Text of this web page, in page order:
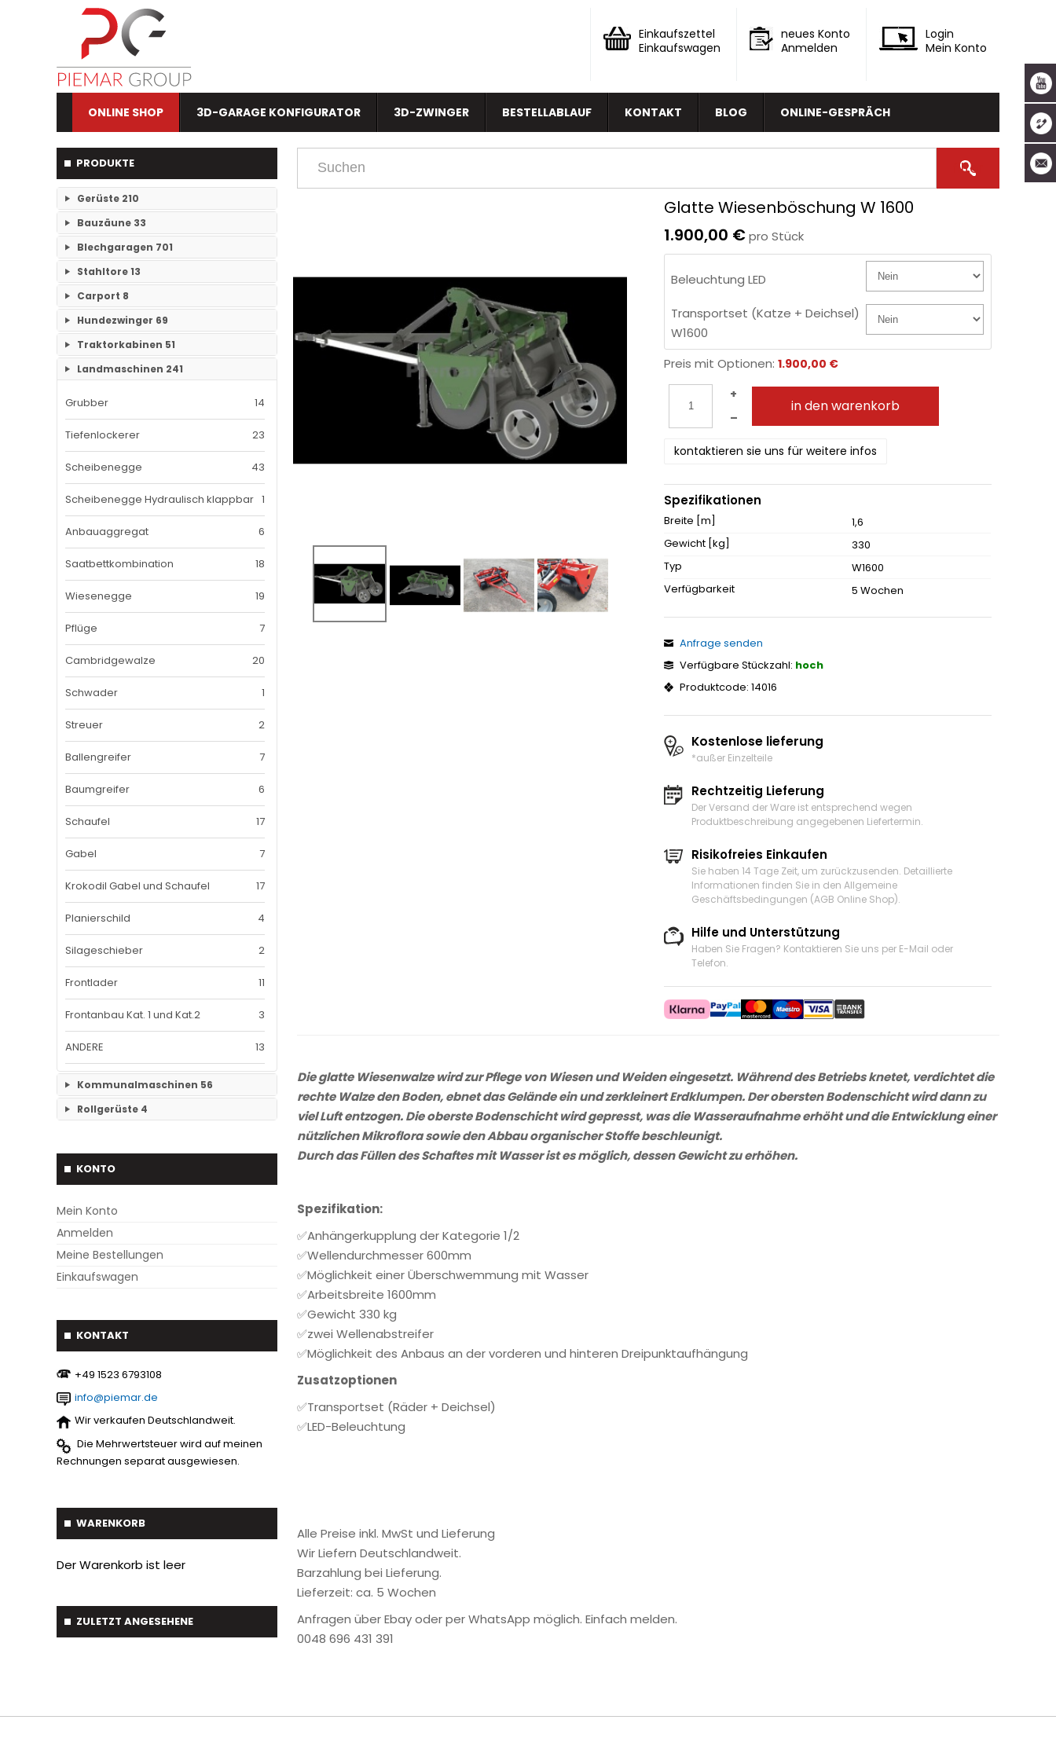
Einkaufszettel
Einkaufswagen
neues Konto
Anmelden
Login
Mein Konto
ONLINE SHOP 3D-GARAGE KONFIGURATOR 3D-ZWINGER BESTELLABLAUF KONTAKT BLOG ONLINE-GESPRÄCH
PRODUKTE
Gerüste 210
RAM- 1 Gerüst Breite 73 109
RAM-2 Gerüst Breite 70 101
Bauzäune 33
Einzelteile Bauzäune 7
Bauzäune SET 26
Blechgaragen 701
Einzelgaragen 89
Doppelgaragen 59
3-Fachgaragen
Mehrfachgaragen 12
Hallen 47
mit Carport 18
mit Konstruktion aus verzinkten
61
Stahltore13
Keine Unterkategorien
Carport 8
Keine Unterkategorien
Hundezwinger 69
Keine Unterkategorien
Traktorkabinen 51
Traktorkabinen 37
Mähdrescherkabine 14
Landmaschinen 241
Grubber 14
Tiefenlockerer 23
Scheibenegge 43
Scheibenegge Hydraulisch klappbar 1
Anbauaggregat 6
Saatbettkombination 18
Wiesenegge 19
Pflüge 7
Cambridgewalze 20
Schwader 1
Streuer 2
Ballengreifer 7
Baumgreifer 6
Schaufel 17
Gabel 7
Krokodil Gabel und Schaufel 17
Planierschild 4
Silageschieber 2
Frontlader 11
Frontanbau Kat. 1 und Kat.2 3
ANDERE 13
Kommunalmaschinen 56
Kehrmaschinen 19
Streuer 3
Betonmischer 2
Schneepflug
Siebschaufel
Unkrautbürste
Astschaber
Palettengabeln
Baumverpflanzer
Gabelstapler-Euroaufnahme 1
Rollgerüste 4
KONTO
Mein Konto
Anmelden
Meine Bestellungen
Einkaufswagen
KONTAKT
‪+49 1523 6793108
info@piemar.de
Wir verkaufen Deutschlandweit.
Die Mehrwertsteuer wird auf meinen
Rechnungen separat ausgewiesen.
WARENKORB
Der Warenkorb ist leer
ZULETZT ANGESEHENE
Glatte Wiesenböschung W 1600
1.900,00 €pro Stück
Beleuchtung LED
Transportset (Katze + Deichsel)
W1600
Preis mit Optionen: 1.900,00 €
+
–
in den warenkorb
kontaktieren sie uns für weitere infos
Spezifikationen
Breite [m]
1,6
Gewicht [kg]
330
Typ
W1600
Verfügbarkeit
5 Wochen
Anfrage senden
Verfügbare Stückzahl: hoch
Produktcode: 14016
Kostenlose lieferung
*außer Einzelteile
Rechtzeitig Lieferung
Der Versand der Ware ist entsprechend wegen
Produktbeschreibung angegebenen Liefertermin.
Risikofreies Einkaufen
Sie haben 14 Tage Zeit, um zurückzusenden. Detaillierte
Informationen finden Sie in den Allgemeine
Geschäftsbedingungen (AGB Online Shop).
Hilfe und Unterstützung
Haben Sie Fragen? Kontaktieren Sie uns per E-Mail oder
Telefon.
Die glatte Wiesenwalze wird zur Pflege von Wiesen und Weiden eingesetzt. Während des Betriebs knetet, verdichtet die
rechte Walze den Boden, ebnet das Gelände ein und zerkleinert Erdklumpen. Der obersten Bodenschicht wird dann zu
viel Luft entzogen. Die oberste Bodenschicht wird gepresst, was die Wasseraufnahme erhöht und die Entwicklung einer
nützlichen Mikroflora sowie den Abbau organischer Stoffe beschleunigt.
Durch das Füllen des Schaftes mit Wasser ist es möglich, dessen Gewicht zu erhöhen.
Spezifikation:
✅Anhängerkupplung der Kategorie 1/2
✅Wellendurchmesser 600mm
✅Möglichkeit einer Überschwemmung mit Wasser
✅Arbeitsbreite 1600mm
✅Gewicht 330 kg
✅zwei Wellenabstreifer
✅Möglichkeit des Anbaus an der vorderen und hinteren Dreipunktaufhängung
Zusatzoptionen
✅Transportset (Räder + Deichsel)
✅LED-Beleuchtung
Alle Preise inkl. MwSt und Lieferung
Wir Liefern Deutschlandweit.
Barzahlung bei Lieferung.
Lieferzeit: ca. 5 Wochen
Anfragen über Ebay oder per WhatsApp möglich. Einfach melden.
0048 696 431 391